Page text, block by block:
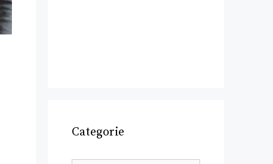
Categorie